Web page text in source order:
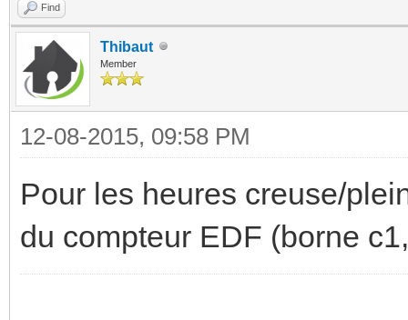
Find
Thibaut
Member
12-08-2015, 09:58 PM
Pour les heures creuse/
du compteur EDF (borne